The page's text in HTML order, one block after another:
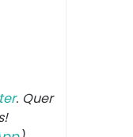
. Quer